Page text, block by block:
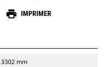
print IMPRIMER
3302 mm